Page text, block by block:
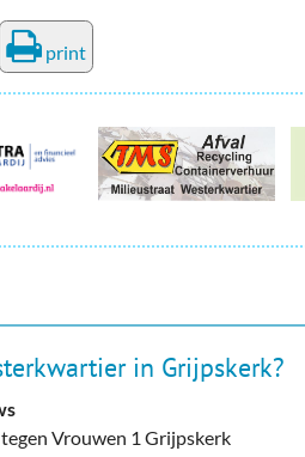
print
in Grijpskerk?
Vrouwen 1 Grijpskerk